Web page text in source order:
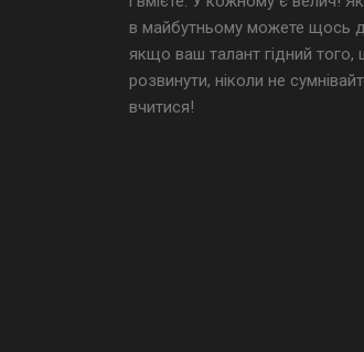
в майбутньому можете щось
якщо ваш талант гідний того,
розвинути, ніколи не
вчитися!